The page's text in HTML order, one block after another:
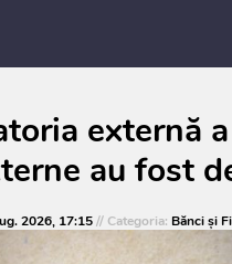
externă
au fost
2026, 17:15// Categoria: Bănci şi